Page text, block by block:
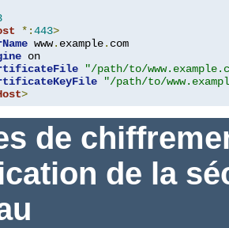
*:443>
www. example. com
on
"/path/to/
"/path/to/
>
de
de la